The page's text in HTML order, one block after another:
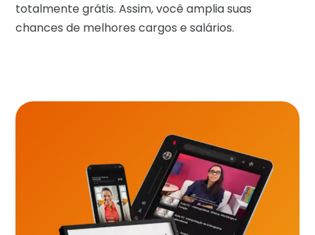
totalmente grátis. Assim, você amplia suas
chances de melhores cargos e salários.